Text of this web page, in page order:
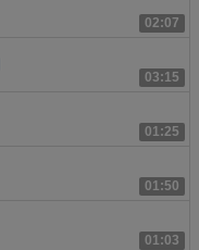
02:07
03:15
01:25
01:50
01:03